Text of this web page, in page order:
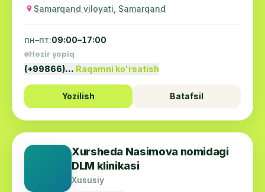
Samarqand viloyati, Samarqand
пн–пт:09:00–17:00
Hozir yopiq
(+99866)… Raqamni ko'rsatish
Yozilish Batafsil
Xursheda Nasimova nomidagi
DLM klinikasi
Xususiy